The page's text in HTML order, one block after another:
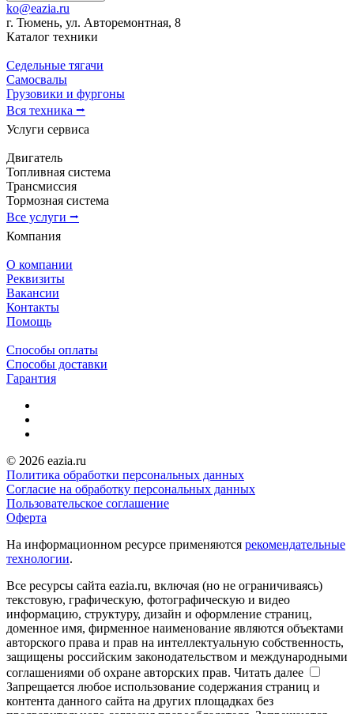
ko@eazia.ru
г. Тюмень, ул. Авторемонтная, 8
Каталог техники
Седельные тягачи
Самосвалы
Грузовики и фургоны
Вся техника ⭢
Услуги сервиса
Двигатель
Топливная система
Трансмиссия
Тормозная система
Все услуги ⭢
Компания
О компании
Реквизиты
Вакансии
Контакты
Помощь
Способы оплаты
Способы доставки
Гарантия
© 2026 eazia.ru
Политика обработки персональных данных
Согласие на обработку персональных данных
Пользовательское соглашение
Оферта
На информационном ресурсе применяются рекомендательные
технологии.
Все ресурсы сайта eazia.ru, включая (но не ограничиваясь)
текстовую, графическую, фотографическую и видео
информацию, структуру, дизайн и оформление страниц,
доменное имя, фирменное наименование являются объектами
авторского права и прав на интеллектуальную собственность,
защищены российским законодательством и международными
соглашениями об охране авторских прав. Читать далее
Запрещается любое использование содержания страниц и
контента данного сайта на других площадках без